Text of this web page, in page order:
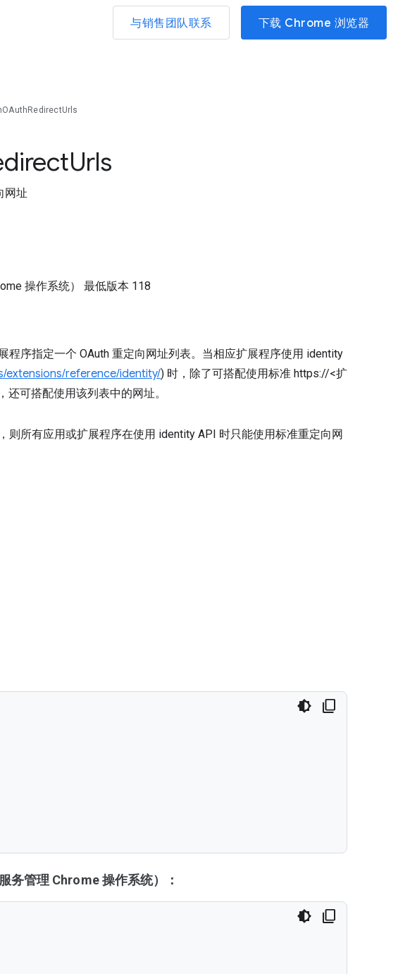
与销售团队联系 下载 Chrome 浏览器
Urls
网址
操作系统） 最低版本 118
程序指定一个 OAuth 重定向网址列表。当相应扩展程序使用 identity
extensions/reference/identity/) 时，除了可搭配使用标准 https://<扩
还可搭配使用该列表中的网址。
则所有应用或扩展程序在使用 identity API 时只能使用标准重定向网
管理 Chrome 操作系统）：